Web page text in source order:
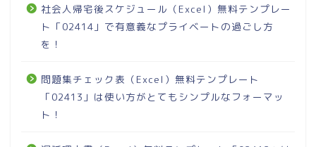
社会人帰宅後スケジュール（Excel）無料テンプレー
ト「02414」で有意義なプライベートの過ごし方
を！
問題集チェック表（Excel）無料テンプレート
「02413」は使い方がとてもシンプルなフォーマッ
ト！